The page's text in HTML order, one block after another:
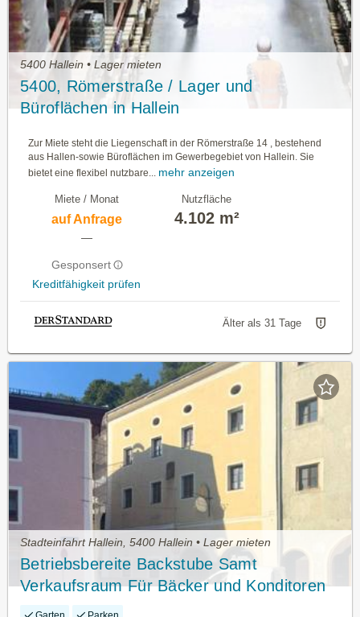
5400 Hallein • Lager mieten
5400, Römerstraße / Lager und
Büroflächen in Hallein
Zur Miete steht die Liegenschaft in der Römerstraße 14 , bestehend
aus Hallen-sowie Büroflächen im Gewerbegebiet von Hallein. Sie
bietet eine flexibel nutzbare...
mehr anzeigen
Miete / Monat
auf Anfrage
—
Gesponsert
Kreditfähigkeit prüfen
Nutzfläche
4.102 m²
Älter als 31 Tage
Stadteinfahrt Hallein, 5400 Hallein • Lager mieten
Betriebsbereite Backstube Samt
Verkaufsraum Für Bäcker und Konditoren